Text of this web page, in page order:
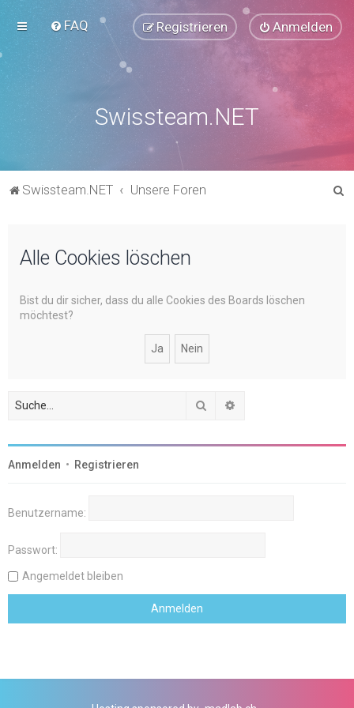
FAQ Anmelden
Registrieren
Swissteam.NET
Swissteam.NET Unsere Foren
Alle Cookies löschen
Bist du dir sicher, dass du alle Cookies des Boards löschen
möchtest?
Suche
Anmelden • Registrieren
Benutzername:
Passwort:
Angemeldet bleiben